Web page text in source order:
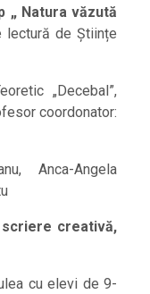
„ Natura văzută
lectură de Științe
„Decebal”,
coordonator:
Anca-Angela
creativă,
cu elevi de 9-